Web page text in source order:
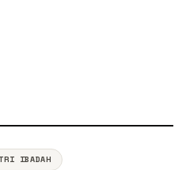
TRI IBADAH